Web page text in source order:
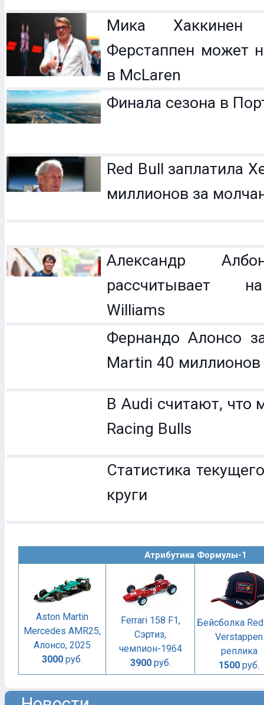
Мика Хаккинен
Ферстаппен может
в McLaren
Финала сезона в
Red Bull заплатила
миллионов за
Александр
рассчитывает
Williams
Фернандо Алонсо
Martin 40 миллионов
В Audi считают, что
Racing Bulls
Статистика
круги
Атрибутика Формулы-1
Aston Martin
Mercedes AMR25,
Алонсо, 2025
3000 руб.
Ferrari 158 F1,
Сэртиз,
чемпион-1964
3900руб.
Бейсболка
Verstappen
реплика
1500 руб.